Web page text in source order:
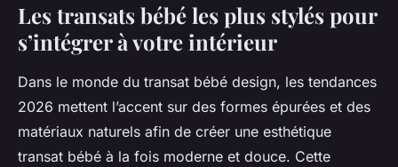
Les transats bébé les plus stylés pour
s’intégrer à votre intérieur
Dans le monde du transat bébé design, les tendances
2026 mettent l’accent sur des formes épurées et des
matériaux naturels afin de créer une esthétique
transat bébé à la fois moderne et douce. Cette